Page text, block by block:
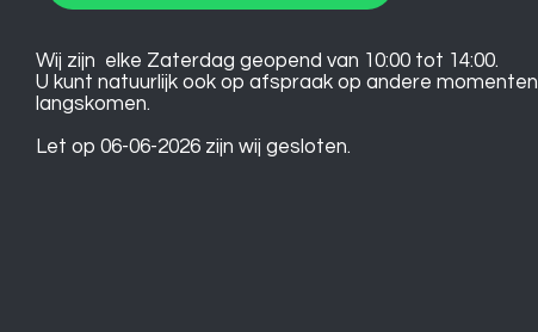
Wij zijn elke Zaterdag geopend van 10:00 tot 14:00.
U kunt natuurlijk ook op afspraak op andere momenten
langskomen.
Let op 06-06-2026 zijn wij gesloten.